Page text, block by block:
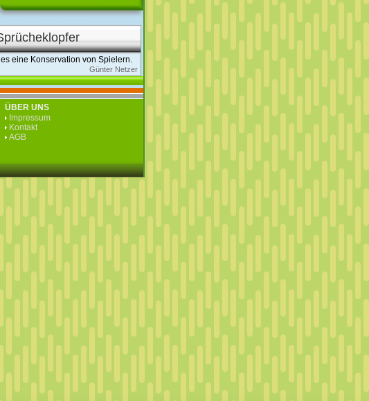
es eine Konservation von Spielern.
Günter Netzer
ÜBER UNS
Impressum
Kontakt
AGB